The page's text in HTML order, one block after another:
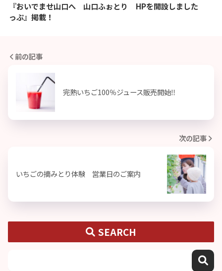
『おいでませ山口へ 山口ふぉとり
っぷ』掲載！
HPを開設しました
前の記事
完熟いちご100％ジュース販売開始‼
次の記事
いちごの摘みとり体験 営業日のご案内
SEARCH